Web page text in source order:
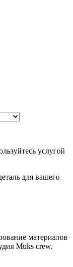
услугой
для вашего
материалов
Muks crew.